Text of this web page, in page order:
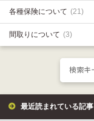
各種保険について (21)
間取りについて (3)
最近読まれている記事